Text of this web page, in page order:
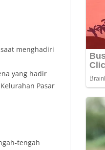
menghadiri
yang hadir
Pasar
tengah